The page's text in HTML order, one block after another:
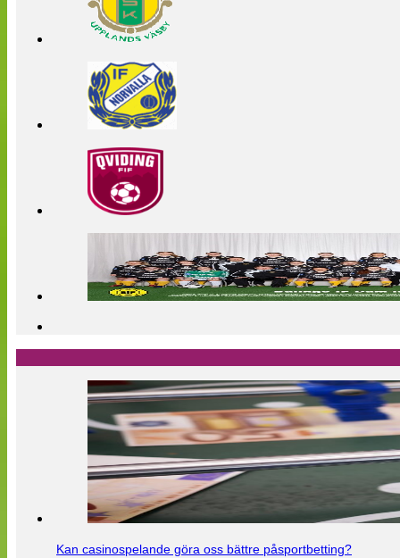
Kan casinospelande göra oss bättre påsportbetting?